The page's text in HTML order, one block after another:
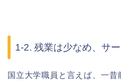
1-2. 残業は少なめ、サ
国立大学職員と言えば、一